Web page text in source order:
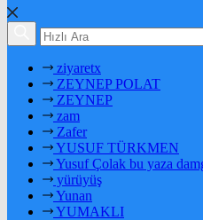
ziyaretx
ZEYNEP POLAT
ZEYNEP
zam
Zafer
YUSUF TÜRKMEN
Yusuf Çolak bu yaza
yürüyüş
Yunan
YUMAKLI